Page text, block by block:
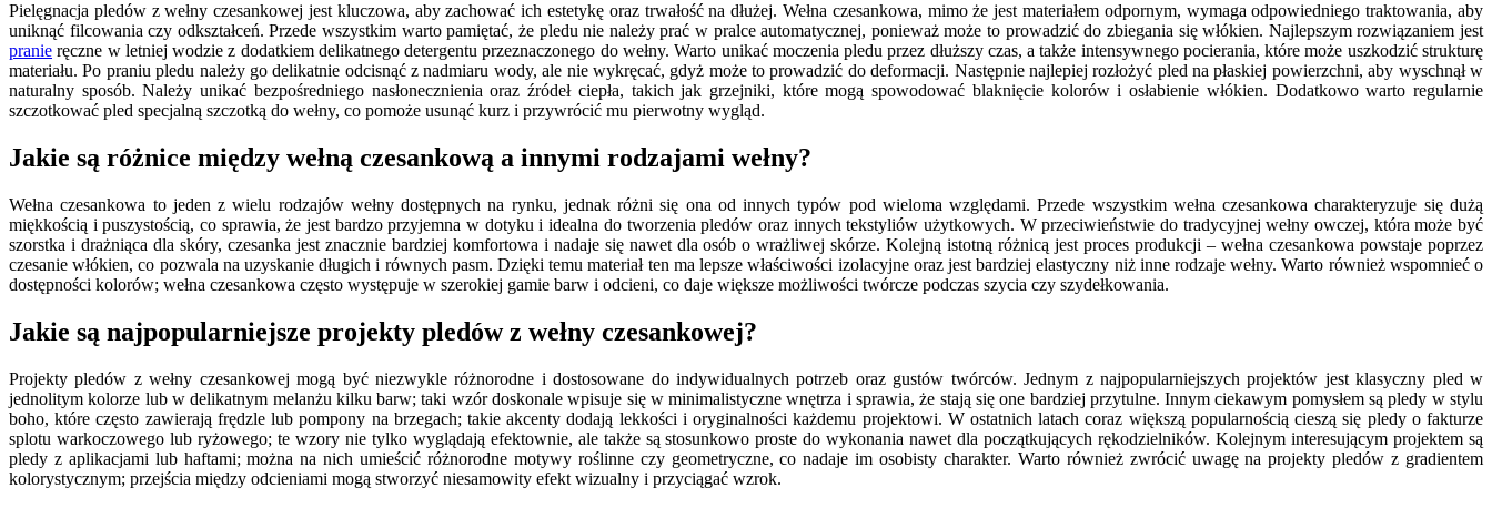
Pielęgnacja pledów z wełny czesankowej jest kluczowa, aby zachować ich estetykę oraz trwałość na dłużej. Wełna czesankowa, mimo że jest materiałem odpornym, wymaga odpowiedniego traktowania, aby
uniknąć filcowania czy odkształceń. Przede wszystkim warto pamiętać, że pledu nie należy prać w pralce automatycznej, ponieważ może to prowadzić do zbiegania się włókien. Najlepszym rozwiązaniem jest
pranie ręczne w letniej wodzie z dodatkiem delikatnego detergentu przeznaczonego do wełny. Warto unikać moczenia pledu przez dłuższy czas, a także intensywnego pocierania, które może uszkodzić strukturę
materiału. Po praniu pledu należy go delikatnie odcisnąć z nadmiaru wody, ale nie wykręcać, gdyż może to prowadzić do deformacji. Następnie najlepiej rozłożyć pled na płaskiej powierzchni, aby wyschnął w
naturalny sposób. Należy unikać bezpośredniego nasłonecznienia oraz źródeł ciepła, takich jak grzejniki, które mogą spowodować blaknięcie kolorów i osłabienie włókien. Dodatkowo warto regularnie
szczotkować pled specjalną szczotką do wełny, co pomoże usunąć kurz i przywrócić mu pierwotny wygląd.
Jakie są różnice między wełną czesankową a innymi rodzajami wełny?
Wełna czesankowa to jeden z wielu rodzajów wełny dostępnych na rynku, jednak różni się ona od innych typów pod wieloma względami. Przede wszystkim wełna czesankowa charakteryzuje się dużą
miękkością i puszystością, co sprawia, że jest bardzo przyjemna w dotyku i idealna do tworzenia pledów oraz innych tekstyliów użytkowych. W przeciwieństwie do tradycyjnej wełny owczej, która może być
szorstka i drażniąca dla skóry, czesanka jest znacznie bardziej komfortowa i nadaje się nawet dla osób o wrażliwej skórze. Kolejną istotną różnicą jest proces produkcji – wełna czesankowa powstaje poprzez
czesanie włókien, co pozwala na uzyskanie długich i równych pasm. Dzięki temu materiał ten ma lepsze właściwości izolacyjne oraz jest bardziej elastyczny niż inne rodzaje wełny. Warto również wspomnieć o
dostępności kolorów; wełna czesankowa często występuje w szerokiej gamie barw i odcieni, co daje większe możliwości twórcze podczas szycia czy szydełkowania.
Jakie są najpopularniejsze projekty pledów z wełny czesankowej?
Projekty pledów z wełny czesankowej mogą być niezwykle różnorodne i dostosowane do indywidualnych potrzeb oraz gustów twórców. Jednym z najpopularniejszych projektów jest klasyczny pled w
jednolitym kolorze lub w delikatnym melanżu kilku barw; taki wzór doskonale wpisuje się w minimalistyczne wnętrza i sprawia, że stają się one bardziej przytulne. Innym ciekawym pomysłem są pledy w stylu
boho, które często zawierają frędzle lub pompony na brzegach; takie akcenty dodają lekkości i oryginalności każdemu projektowi. W ostatnich latach coraz większą popularnością cieszą się pledy o fakturze
splotu warkoczowego lub ryżowego; te wzory nie tylko wyglądają efektownie, ale także są stosunkowo proste do wykonania nawet dla początkujących rękodzielników. Kolejnym interesującym projektem są
pledy z aplikacjami lub haftami; można na nich umieścić różnorodne motywy roślinne czy geometryczne, co nadaje im osobisty charakter. Warto również zwrócić uwagę na projekty pledów z gradientem
kolorystycznym; przejścia między odcieniami mogą stworzyć niesamowity efekt wizualny i przyciągać wzrok.